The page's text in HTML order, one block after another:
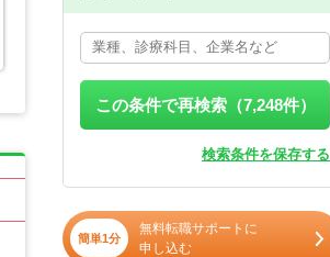
この条件で再検索（7,248件）
検索条件を保存する
簡単1分
無料転職サポートに
申し込む